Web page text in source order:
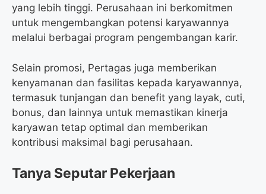
yang lebih tinggi. Perusahaan ini berkomitmen
untuk mengembangkan potensi karyawannya
melalui berbagai program pengembangan karir.
Selain promosi, Pertagas juga memberikan
kenyamanan dan fasilitas kepada karyawannya,
termasuk tunjangan dan benefit yang layak, cuti,
bonus, dan lainnya untuk memastikan kinerja
karyawan tetap optimal dan memberikan
kontribusi maksimal bagi perusahaan.
Tanya Seputar Pekerjaan